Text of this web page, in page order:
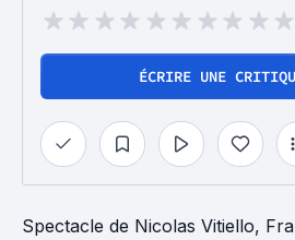
ÉCRIRE UNE
Spectacle de Nicolas Vitiello,